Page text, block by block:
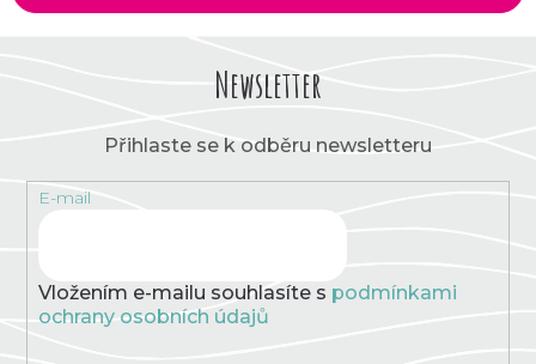
Newsletter
Přihlaste se k odběru newsletteru
E-mail
Vložením e-mailu souhlasíte s podmínkami
ochrany osobních údajů